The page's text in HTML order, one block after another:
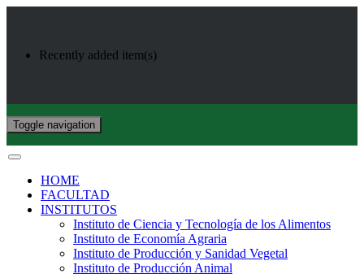
Recently added item(s)
Toggle navigation
HOME
FACULTAD
INSTITUTOS
Instituto de Ciencia y Tecnología de los Alimentos
Instituto de Economía Agraria
Instituto de Producción y Sanidad Vegetal
Instituto de Producción Animal